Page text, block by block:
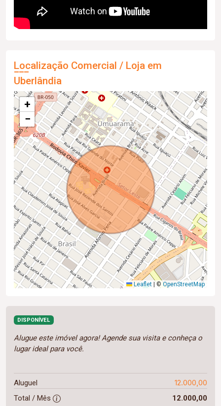
Localização Comercial / Loja em
Uberlândia
+
−
Leaflet |©OpenStreetMap
DISPONÍVEL
Alugue este imóvel agora! Agende sua visita e conheça o
lugar ideal para você.
Aluguel 12.000,00
Total / Mês 12.000,00